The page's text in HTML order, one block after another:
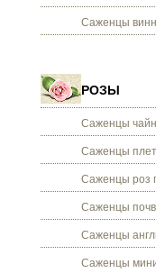
Саженцы
РОЗЫ
Саженцы
Саженцы
Саженцы роз
Саженцы
Саженцы
Саженцы